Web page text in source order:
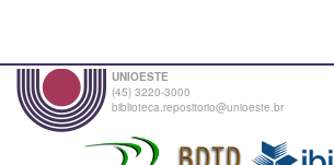
UNIOESTE
(45) 3220-3000
biblioteca.repositorio@unioeste.br